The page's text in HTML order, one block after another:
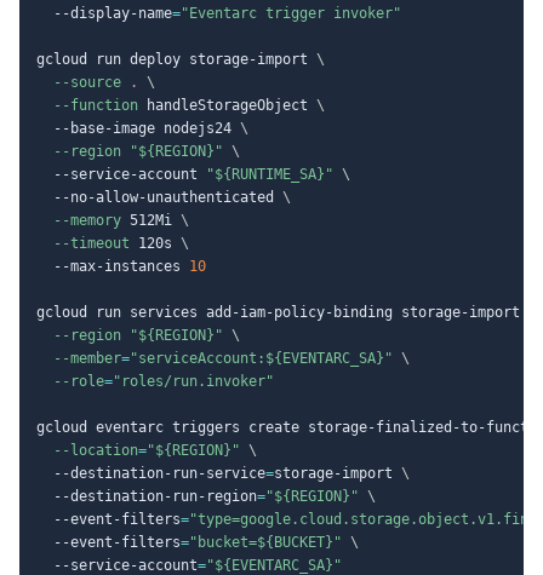
  --display-name
="Eventarc trigger invoker"
gcloud run deploy storage-import \
--source
.
\
--function handleStorageObject \
  --base-image nodejs24
\
--region
"${REGION} " \
  --service-account
"${RUNTIME_SA} " \
  --no-allow-unauthenticated
\
--memory 512Mi \
--timeout 120s \
  --max-instances
10
gcloud run services add-iam-policy-binding storage-import
--region
"${REGION} " \
--member="serviceAccount: ${EVENTARC_SA} " \
--role="roles/run.invoker"
gcloud eventarc triggers create storage-finalized-to-
--location="${REGION} " \
  --destination-run-service
=storage-import \
  --destination-run-region
="${REGION} " \
  --event-filters
=
  --event-filters
="bucket=${BUCKET} " \
  --service-account
="${EVENTARC_SA} "